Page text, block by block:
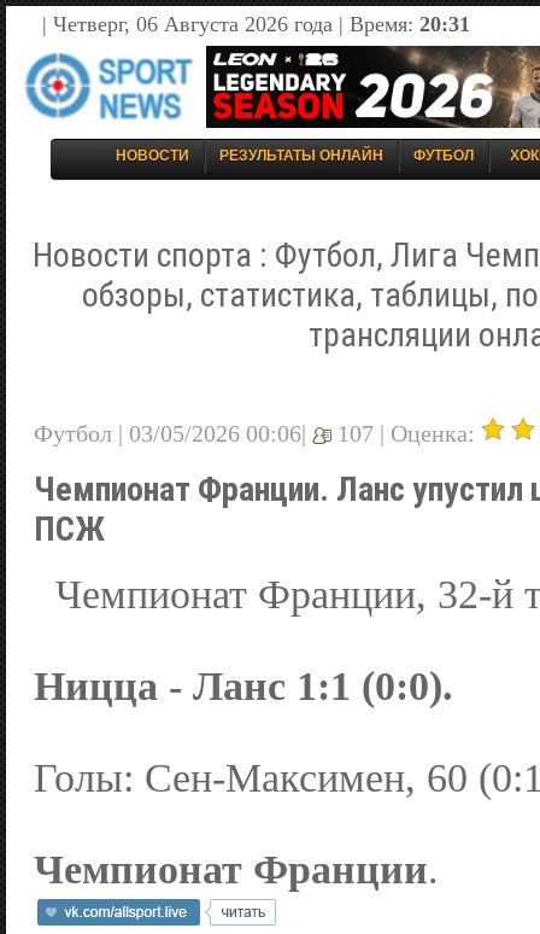
| Четверг, 06 Августа 2026 года | Время: 20:31
НОВОСТИ РЕЗУЛЬТАТЫ ОНЛАЙН ФУТБОЛ
Новости спорта : Футбол, Лига
обзоры, статистика, таблицы,
трансляции
Футбол | 03/05/2026 00:06| 107 | Оценка:
Чемпионат Франции. Ланс упустил
ПСЖ
Чемпионат Франции, 32-й
Ницца - Ланс 1:1 (0:0).
Голы: Сен-Максимен, 60
Чемпионат Франции.